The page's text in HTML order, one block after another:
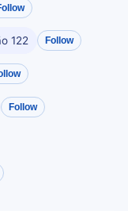
122 Follow
Follow